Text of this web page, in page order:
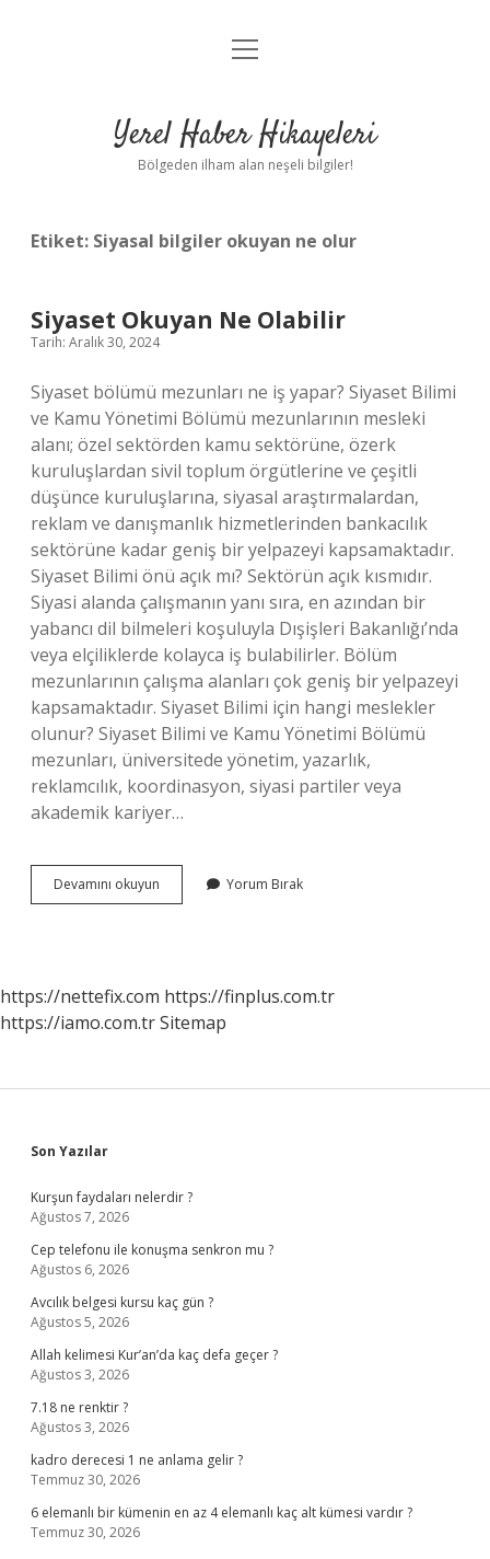
Anasayfa
Yasal Uyarı
menüyü
Yerel Haber Hikayeleri
Bölgeden ilham alan neşeli bilgiler!
Etiket: Siyasal bilgiler okuyan ne olur
Siyaset Okuyan Ne Olabilir
Tarih: Aralık 30, 2024
Siyaset bölümü mezunları ne iş yapar? Siyaset Bilimi
ve Kamu Yönetimi Bölümü mezunlarının mesleki
alanı; özel sektörden kamu sektörüne, özerk
kuruluşlardan sivil toplum örgütlerine ve çeşitli
düşünce kuruluşlarına, siyasal araştırmalardan,
reklam ve danışmanlık hizmetlerinden bankacılık
sektörüne kadar geniş bir yelpazeyi kapsamaktadır.
Siyaset Bilimi önü açık mı? Sektörün açık kısmıdır.
Siyasi alanda çalışmanın yanı sıra, en azından bir
yabancı dil bilmeleri koşuluyla Dışişleri Bakanlığı’nda
veya elçiliklerde kolayca iş bulabilirler. Bölüm
mezunlarının çalışma alanları çok geniş bir yelpazeyi
kapsamaktadır. Siyaset Bilimi için hangi meslekler
olunur? Siyaset Bilimi ve Kamu Yönetimi Bölümü
mezunları, üniversitede yönetim, yazarlık,
reklamcılık, koordinasyon, siyasi partiler veya
akademik kariyer…
Devamını okuyun
Okuyan
Yorum Bırak
https://nettefix.com https://finplus.com.tr
https://iamo.com.trSitemap
Sidebar
Son Yazılar
Kurşun faydaları nelerdir ?
Ağustos 7, 2026
Cep telefonu ile konuşma senkron mu ?
Ağustos 6, 2026
Avcılık belgesi kursu kaç gün ?
Ağustos 5, 2026
Allah kelimesi Kur’an’da kaç defa geçer ?
Ağustos 3, 2026
7.18 ne renktir ?
Ağustos 3, 2026
kadro derecesi 1 ne anlama gelir ?
Temmuz 30, 2026
6 elemanlı bir kümenin en az 4 elemanlı kaç alt kümesi vardır ?
Temmuz 30, 2026